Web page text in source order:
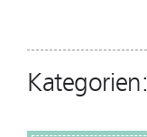
Kategorien: